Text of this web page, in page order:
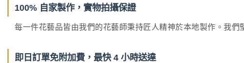
100% 自家製作，實物拍攝保證
每一件花藝品皆由我們的花藝師秉持匠人精神於本地製作。我
即日訂單免附加費，最快 4 小時送達